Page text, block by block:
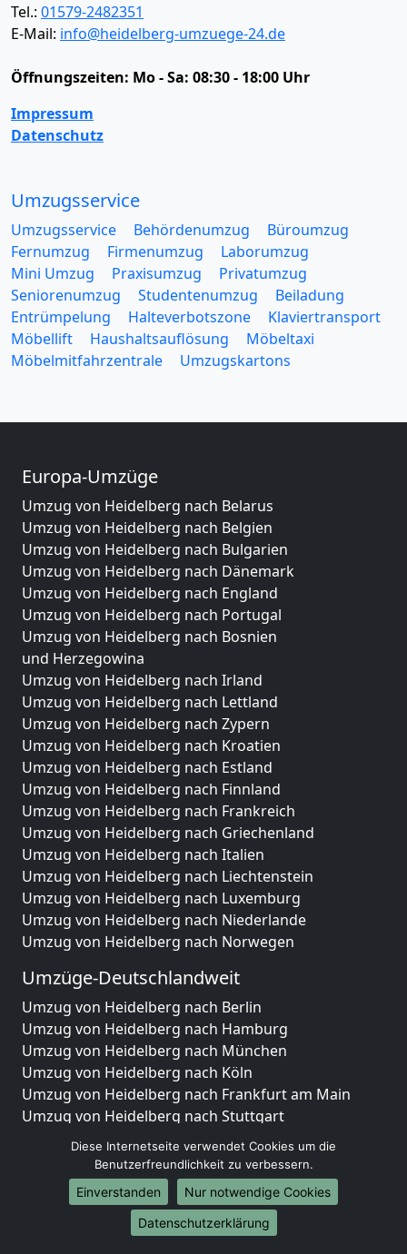
Tel.: 01579-2482351
E-Mail: info@heidelberg-umzuege-24.de
Öffnungszeiten: Mo - Sa: 08:30 - 18:00 Uhr
Impressum
Datenschutz
Umzugsservice
Umzugsservice Behördenumzug
Büroumzug
Fernumzug
Firmenumzug
Laborumzug
Mini Umzug
Praxisumzug
Privatumzug
Seniorenumzug
Studentenumzug
Beiladung
Entrümpelung
Halteverbotszone
Klaviertransport
Möbellift
Haushaltsauflösung
Möbeltaxi
Möbelmitfahrzentrale
Umzugskartons
Europa-Umzüge
Umzug von Heidelberg nach Belarus
Umzug von Heidelberg nach Belgien
Umzug von Heidelberg nach Bulgarien
Umzug von Heidelberg nach Dänemark
Umzug von Heidelberg nach England
Umzug von Heidelberg nach Portugal
Umzug von Heidelberg nach Bosnien
und Herzegowina
Umzug von Heidelberg nach Irland
Umzug von Heidelberg nach Lettland
Umzug von Heidelberg nach Zypern
Umzug von Heidelberg nach Kroatien
Umzug von Heidelberg nach Estland
Umzug von Heidelberg nach Finnland
Umzug von Heidelberg nach Frankreich
Umzug von Heidelberg nach Griechenland
Umzug von Heidelberg nach Italien
Umzug von Heidelberg nach Liechtenstein
Umzug von Heidelberg nach Luxemburg
Umzug von Heidelberg nach Niederlande
Umzug von Heidelberg nach Norwegen
Umzüge-Deutschlandweit
Umzug von Heidelberg nach Berlin
Umzug von Heidelberg nach Hamburg
Umzug von Heidelberg nach München
Umzug von Heidelberg nach Köln
Umzug von Heidelberg nach Frankfurt am Main
Umzug von Heidelberg nach Stuttgart
Umzug von Heidelberg nach Düsseldorf
Umzug von Heidelberg nach Leipzig
Umzug von Heidelberg nach Dortmund
Umzug von Heidelberg nach Essen
Umzug von Heidelberg nach Bremen
Diese Internetseite verwendet Cookies um die
Benutzerfreundlichkeit zu verbessern.
Einverstanden
Nur notwendige Cookies
Datenschutzerklärung